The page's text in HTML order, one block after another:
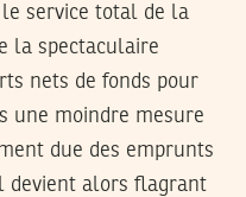
le service total de la
la spectaculaire
nets de fonds pour
une moindre mesure
due des emprunts
devient alors flagrant